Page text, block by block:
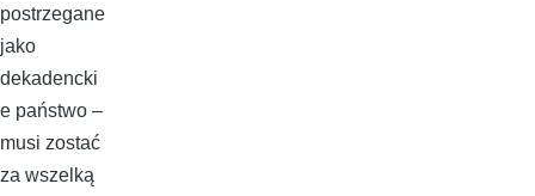
postrzegane
jako
dekadencki
e państwo –
musi zostać
za wszelką